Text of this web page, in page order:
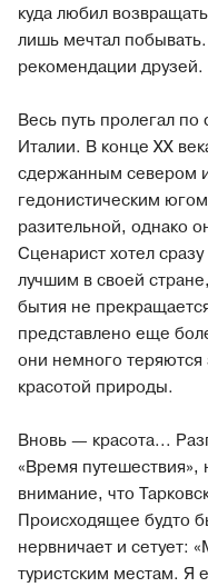
куда любил
лишь мечтал
рекомендации друзей.
Весь путь пролегал
Италии. В конце XX
сдержанным севером
гедонистическим
разительной, однако
Сценарист хотел
лучшим в своей
бытия не
представлено еще
они немного
красотой природы.
Вновь — красота...
«Время путешествия»,
внимание, что
Происходящее будто
нервничает и сетует:
туристским местам. Я